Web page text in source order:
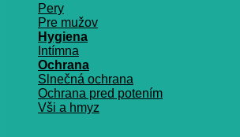
Pery
Pre mužov
Hygiena
Intímna
Ochrana
Slnečná ochrana
Ochrana pred potením
Vši a hmyz